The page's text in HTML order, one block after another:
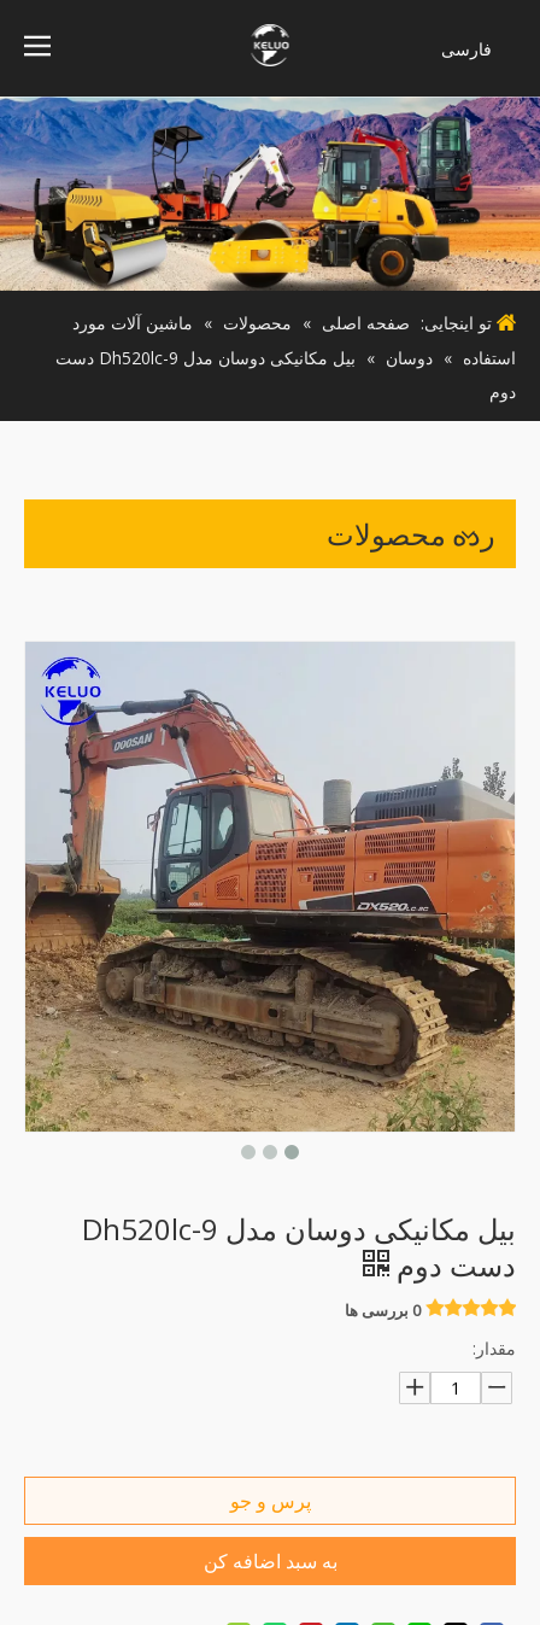
فارسی
indonesia
Türk dili
ไทย
Italiano
Deutsch
Português
Español
Pусский
Français
تو اینجایی: صفحه اصلی » محصولات » ماشین آلات مورد
استفاده » دوسان »
بیل مکانیکی دوسان مدل Dh520lc-9 دست
دوم
رده محصولات
بیل مکانیکی دوسان مدل Dh520lc-9
دست دوم
0 بررسی ها
مقدار:
پرس و جو
به سبد اضافه کن